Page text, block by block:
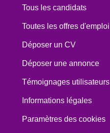
Tous les candidats
Toutes les offres d'emploi
Déposer un CV
Déposer une annonce
Témoignages utilisateurs
Informations légales
Paramètres des cookies